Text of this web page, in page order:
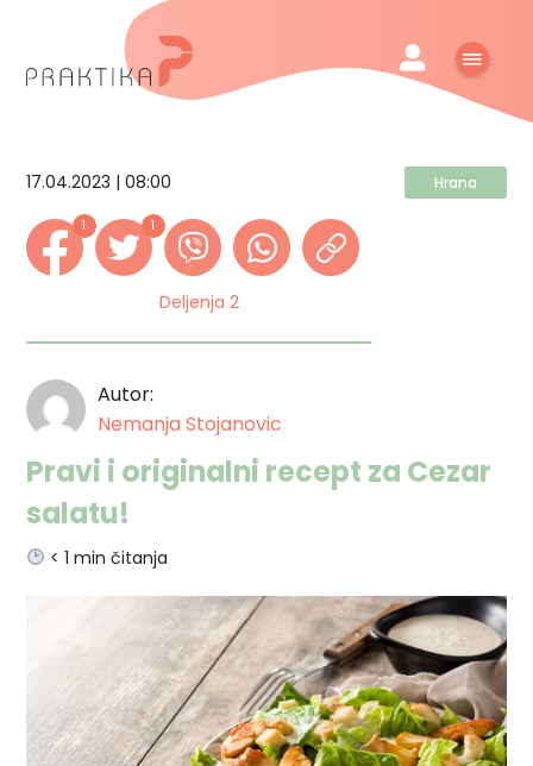
17.04.2023 | 08:00 Hrana
1 1
Deljenja 2
Autor:
Nemanja Stojanovic
Pravi i originalni recept za Cezar
salatu!
< 1 min čitanja